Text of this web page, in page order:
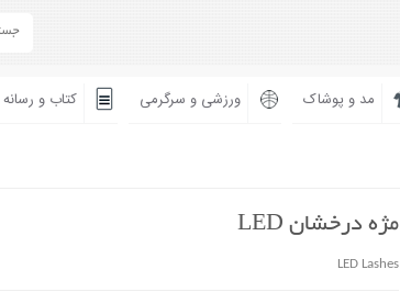
مد و پوشاک ورزشی و سرگرمی کتاب و رسانه
مژه درخشان LED
LED Lashes